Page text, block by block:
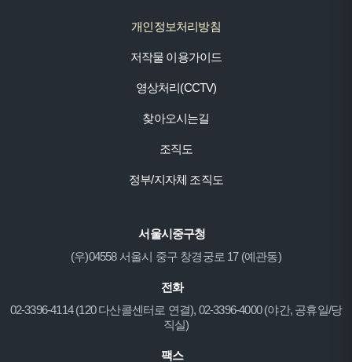
개인정보처리방침
저작물 이용가이드
영상처리(CCTV)
찾아오시는길
조직도
정부/지자체 조직도
서울시중구청
(우)04558 서울시 중구 창경궁로 17 (예관동)
전화
02-3396-4114 (120 다산콜센터로 연결), 02-3396-4000 (야간, 공휴일/당
직실)
팩스